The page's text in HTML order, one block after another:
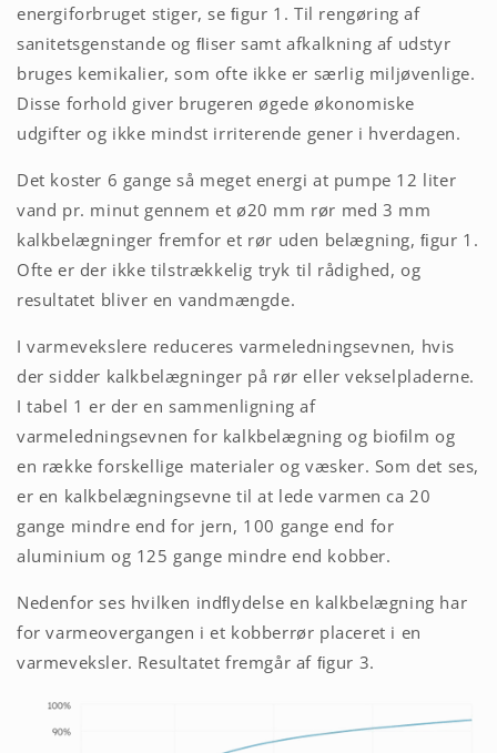
energiforbruget stiger, se ﬁgur 1. Til rengøring af
sanitetsgenstande og ﬂiser samt afkalkning af udstyr
bruges kemikalier, som ofte ikke er særlig miljøvenlige.
Disse forhold giver brugeren øgede økonomiske
udgifter og ikke mindst irriterende gener i hverdagen.
Det koster 6 gange så meget energi at pumpe 12 liter
vand pr. minut gennem et ø20 mm rør med 3 mm
kalkbelægninger fremfor et rør uden belægning, ﬁgur 1.
Ofte er der ikke tilstrækkelig tryk til rådighed, og
resultatet bliver en vandmængde.
I varmevekslere reduceres varmeledningsevnen, hvis
der sidder kalkbelægninger på rør eller vekselpladerne.
I tabel 1 er der en sammenligning af
varmeledningsevnen for kalkbelægning og bioﬁlm og
en række forskellige materialer og væsker. Som det ses,
er en kalkbelægningsevne til at lede varmen ca 20
gange mindre end for jern, 100 gange end for
aluminium og 125 gange mindre end kobber.
Nedenfor ses hvilken indﬂydelse en kalkbelægning har
for varmeovergangen i et kobberrør placeret i en
varmeveksler. Resultatet fremgår af ﬁgur 3.